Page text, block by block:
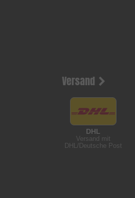
Versand
DHL
Versand mit
DHL/Deutsche Post